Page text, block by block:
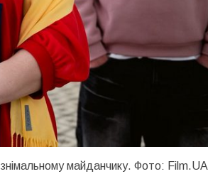
майданчику. Фото: Film.UA